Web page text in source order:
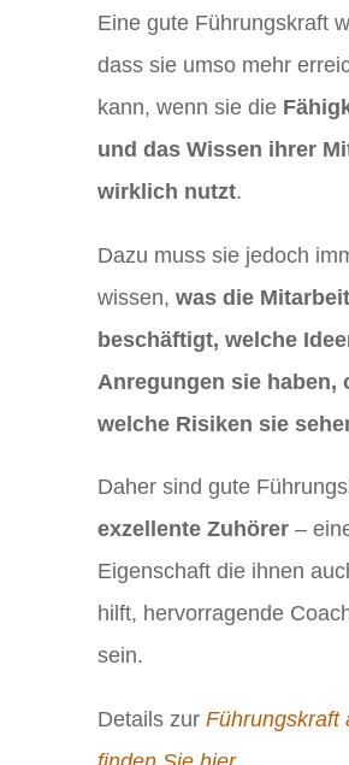
Eine gute Führungskraft
dass sie umso mehr
kann, wenn sie die
und das Wissen ihrer
wirklich nutzt.
Dazu muss sie jedoch
wissen, was die
beschäftigt, welche
Anregungen sie haben,
welche Risiken sie
Daher sind gute
exzellente Zuhörer–
Eigenschaft die ihnen
hilft, hervorragende
sein.
Details zur Führungskraft